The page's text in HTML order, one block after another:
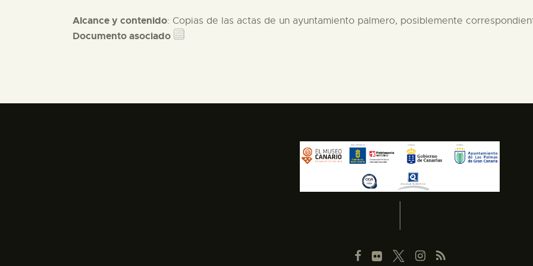
Alcance y contenido: Copias de las actas de un ayuntamiento palmero, posiblemente
Documento asociado